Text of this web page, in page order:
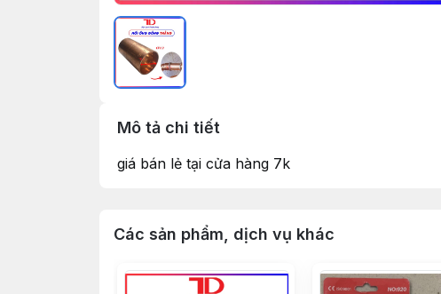
Mô tả chi tiết
giá bán lẻ tại cửa hàng 7k
Các sản phẩm, dịch vụ khác